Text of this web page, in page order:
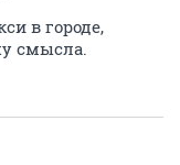
в городе,
смысла.